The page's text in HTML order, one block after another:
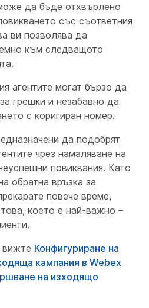
да бъде отхвърлено
със съответния
ви позволява да
към следващото
агентите могат бързо да
грешки и незабавно да
с коригиран номер.
да подобрят
чрез намаляване на
повиквания. Като
обратна връзка за
повече време,
което е най-важно –
вижте Конфигуриране на
кампания в Webex
на изходящо